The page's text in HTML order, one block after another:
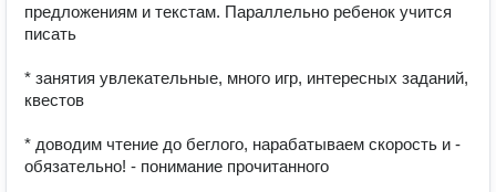
предложениям и текстам. Параллельно ребенок учится
писать
* занятия увлекательные, много игр, интересных заданий,
квестов
* доводим чтение до беглого, нарабатываем скорость и -
обязательно! - понимание прочитанного